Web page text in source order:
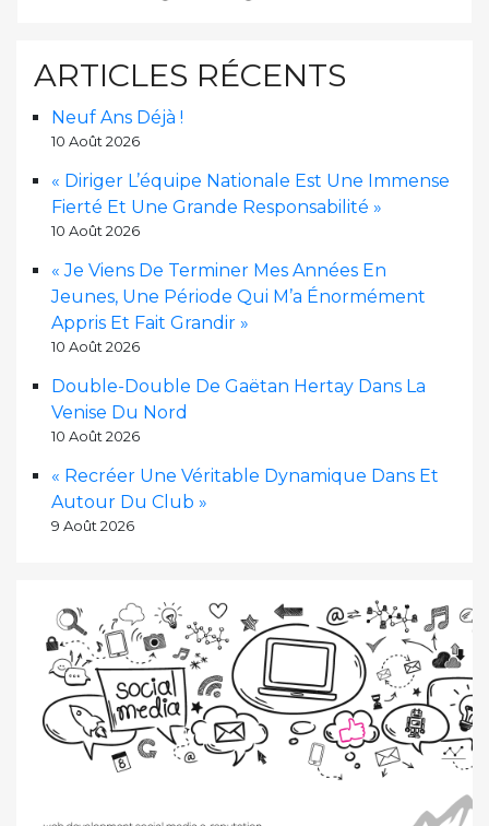
ARTICLES RÉCENTS
Neuf Ans Déjà !
10 Août 2026
« Diriger L’équipe Nationale Est Une Immense
Fierté Et Une Grande Responsabilité »
10 Août 2026
« Je Viens De Terminer Mes Années En
Jeunes, Une Période Qui M’a Énormément
Appris Et Fait Grandir »
10 Août 2026
Double-Double De Gaëtan Hertay Dans La
Venise Du Nord
10 Août 2026
« Recréer Une Véritable Dynamique Dans Et
Autour Du Club »
9 Août 2026